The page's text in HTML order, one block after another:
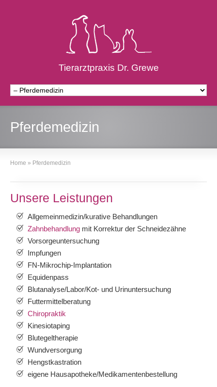
Tierarztpraxis Dr. Grewe
Pferdemedizin
Home » Pferdemedizin
Unsere Leistungen
Allgemeinmedizin/kurative Behandlungen
Zahnbehandlung mit Korrektur der Schneidezähne
Vorsorgeuntersuchung
Impfungen
FN-Mikrochip-Implantation
Equidenpass
Blutanalyse/Labor/Kot- und Urinuntersuchung
Futtermittelberatung
Chiropraktik
Kinesiotaping
Blutegeltherapie
Wundversorgung
Hengstkastration
eigene Hausapotheke/Medikamentenbestellung